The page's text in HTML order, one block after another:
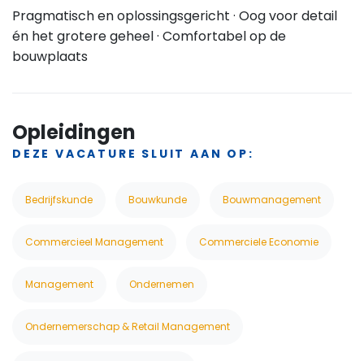
Pragmatisch en oplossingsgericht · Oog voor detail
én het grotere geheel · Comfortabel op de
bouwplaats
Opleidingen
DEZE VACATURE SLUIT AAN OP:
Bedrijfskunde Bouwkunde Bouwmanagement
Commercieel Management Commerciele Economie
Management Ondernemen
Ondernemerschap & Retail Management